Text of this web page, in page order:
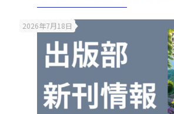
2026年7月18日